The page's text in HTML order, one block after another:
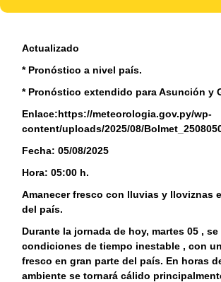
Actualizado
* Pronóstico a nivel país.
* Pronóstico extendido para Asunción y
Enlace:https://meteorologia.gov.py/wp-
content/uploads/2025/08/
Fecha: 05/08/2025
Hora: 05:00 h.
Amanecer fresco con lluvias y lloviznas
del país.
Durante la jornada de hoy, martes 05 , se
condiciones de tiempo inestable , con
fresco en gran parte del país. En horas
ambiente se tornará cálido